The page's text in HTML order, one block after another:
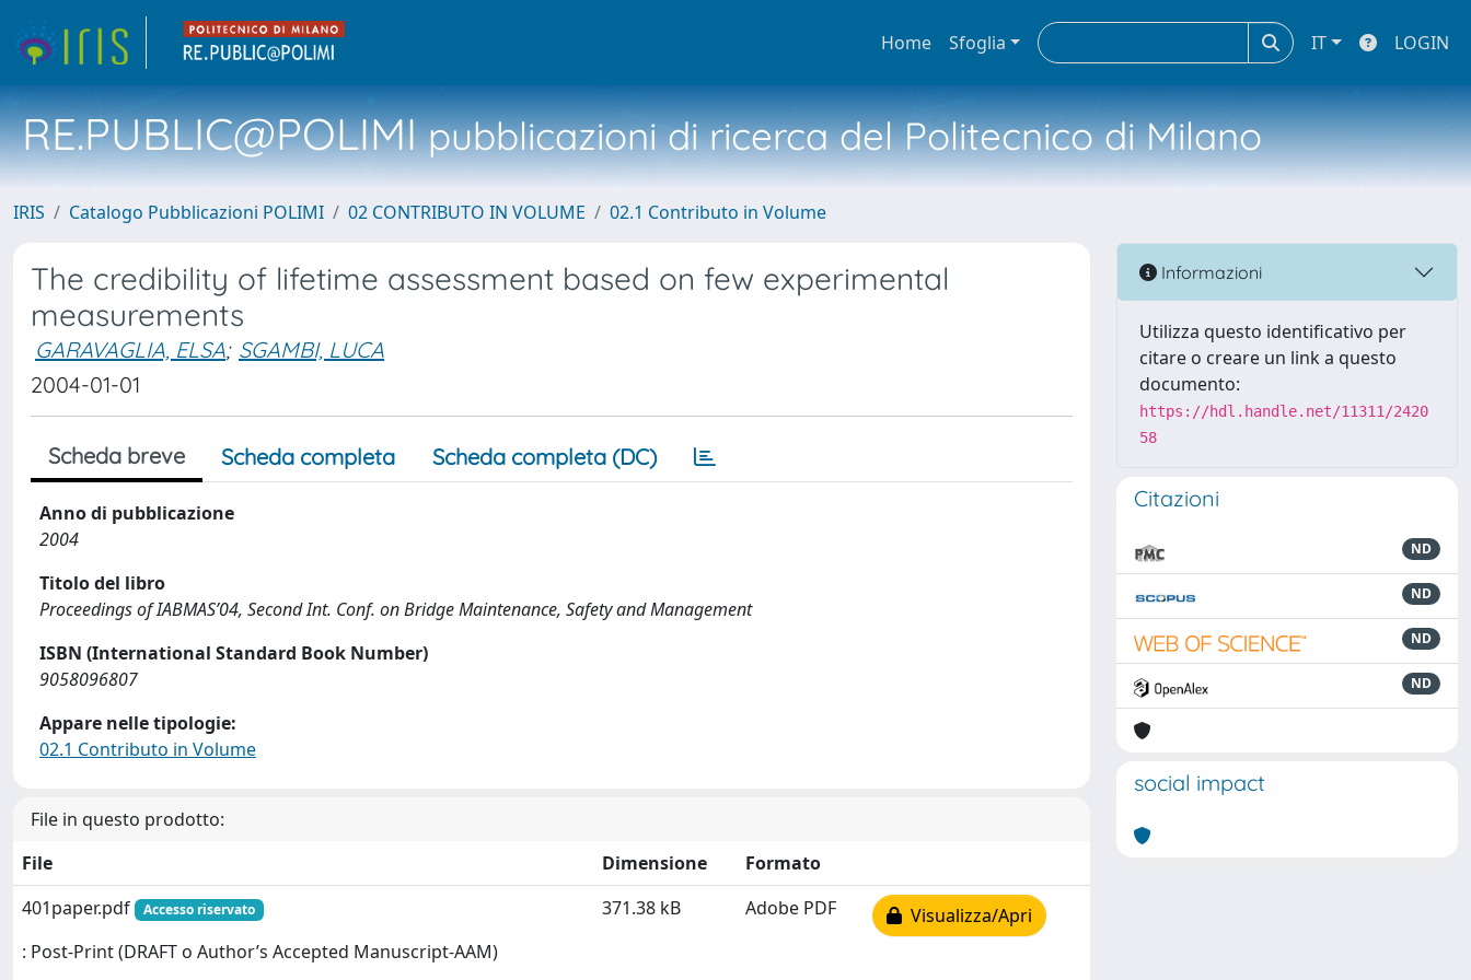
Home Sfoglia IT LOGIN
RE.PUBLIC@POLIMIpubblicazioni di ricerca del Politecnico di Milano
IRIS Catalogo Pubblicazioni POLIMI 02 CONTRIBUTO IN VOLUME 02.1 Contributo in Volume
The credibility of lifetime assessment based on few experimental
measurements
GARAVAGLIA, ELSA; SGAMBI, LUCA
2004-01-01
Scheda breve Scheda completa Scheda completa (DC)
Anno di pubblicazione
2004
Titolo del libro
Proceedings of IABMAS’04, Second Int. Conf. on Bridge Maintenance, Safety and Management
ISBN (International Standard Book Number)
9058096807
Appare nelle tipologie:
02.1 Contributo in Volume
File in questo prodotto:
File
Dimensione
Formato
401paper.pdf
Accesso riservato
: Post-Print (DRAFT o Author’s Accepted Manuscript-AAM)
371.38 kB Adobe PDF Visualizza/Apri
Informazioni
Utilizza questo identificativo per
citare o creare un link a questo
documento:
https://hdl.handle.net/11311/2420
58
Citazioni
ND
ND
ND
ND
social impact